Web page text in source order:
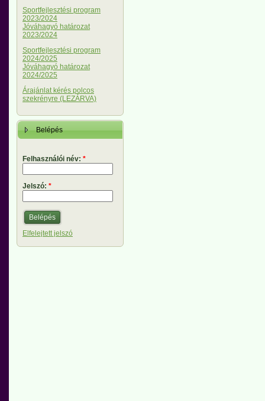
Sportfejlesztési program
2023/2024
Jóváhagyó határozat
2023/2024
Sportfejlesztési program
2024/2025
Jóváhagyó határozat
2024/2025
Árajánlat kérés polcos
szekrényre (LEZÁRVA)
Belépés
Felhasználói név: *
Jelszó: *
Elfelejtett jelszó